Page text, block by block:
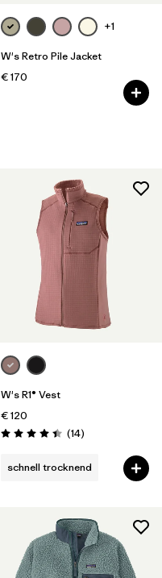
+1
W's Retro Pile Jacket
€ 170
W's R1® Vest
€ 120
Bewertung: 4.4 / 5
(14Rezensionen
)
schnell trocknend